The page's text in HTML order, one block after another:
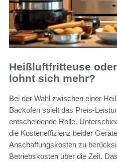
Heißluftfritteuse
lohnt sich mehr?
Bei der Wahl zwischen einer
Backofen spielt das Preis-
entscheidende Rolle.
die Kosteneffizienz beider
Anschaffungskosten zu
Betriebskosten über die Zeit.